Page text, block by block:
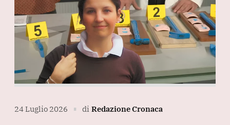
24 Luglio 2026 ∎ di Redazione Cronaca